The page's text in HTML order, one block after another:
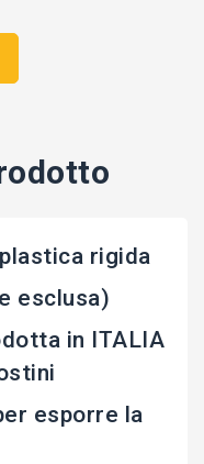
rigida
esclusa)
in ITALIA
esporre la